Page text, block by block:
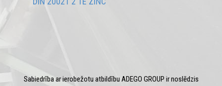
Sabiedrība ar ierobežotu atbildību ADEGO GROUP ir noslēdzis